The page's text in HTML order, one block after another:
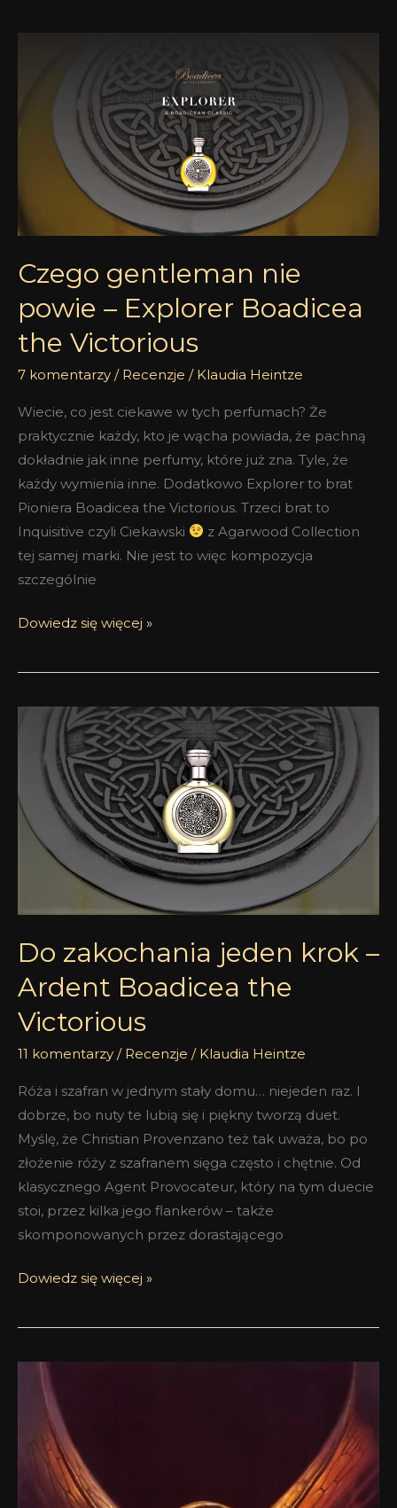
Czego gentleman nie
powie – Explorer Boadicea
the Victorious
7 komentarzy / Recenzje / Klaudia Heintze
Wiecie, co jest ciekawe w tych perfumach? Że
praktycznie każdy, kto je wącha powiada, że pachną
dokładnie jak inne perfumy, które już zna. Tyle, że
każdy wymienia inne. Dodatkowo Explorer to brat
Pioniera Boadicea the Victorious. Trzeci brat to
Inquisitive czyli Ciekawski
z Agarwood Collection
tej samej marki. Nie jest to więc kompozycja
szczególnie
Explorer
Boadicea
Victorious
Dowiedz się więcej »
Do zakochania jeden krok –
Ardent Boadicea the
Victorious
11 komentarzy / Recenzje / Klaudia Heintze
Róża i szafran w jednym stały domu… niejeden raz. I
dobrze, bo nuty te lubią się i piękny tworzą duet.
Myślę, że Christian Provenzano też tak uważa, bo po
złożenie róży z szafranem sięga często i chętnie. Od
klasycznego Agent Provocateur, który na tym duecie
stoi, przez kilka jego flankerów – także
skomponowanych przez dorastającego
zakochania
jeden
krok
–
Ardent
Boadicea
Victorious
Dowiedz się więcej »
Regal
Boadicea
Victorious